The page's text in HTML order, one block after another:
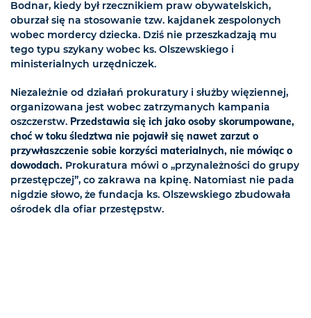
Bodnar, kiedy był rzecznikiem praw obywatelskich,
oburzał się na stosowanie tzw. kajdanek zespolonych
wobec mordercy dziecka. Dziś nie przeszkadzają mu
tego typu szykany wobec ks. Olszewskiego i
ministerialnych urzędniczek.
Niezależnie od działań prokuratury i służby więziennej,
organizowana jest wobec zatrzymanych kampania
oszczerstw. Przedstawia się ich jako osoby skorumpowane,
choć w toku śledztwa nie pojawił się nawet zarzut o
przywłaszczenie sobie korzyści materialnych, nie mówiąc o
dowodach. Prokuratura mówi o „przynależności do grupy
przestępczej”, co zakrawa na kpinę. Natomiast nie pada
nigdzie słowo, że fundacja ks. Olszewskiego zbudowała
ośrodek dla ofiar przestępstw.